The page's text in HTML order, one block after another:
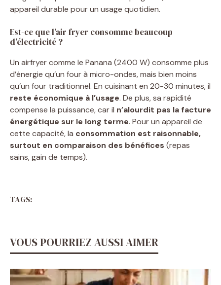
appareil durable pour un usage quotidien.
Est-ce que l’air fryer consomme beaucoup
d’électricité ?
Un airfryer comme le Panana (2400 W) consomme plus
d’énergie qu’un four à micro-ondes, mais bien moins
qu’un four traditionnel. En cuisinant en 20-30 minutes, il
reste économique à l’usage. De plus, sa rapidité
compense la puissance, car il n’alourdit pas la facture
énergétique sur le long terme. Pour un appareil de
cette capacité, la consommation est raisonnable,
surtout en comparaison des bénéfices (repas
sains, gain de temps).
TAGS:
VOUS POURRIEZ AUSSI AIMER